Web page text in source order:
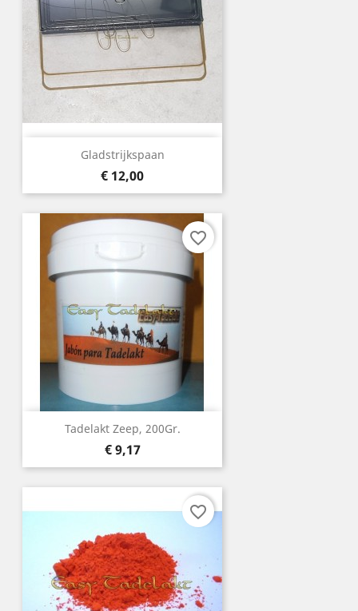
Gladstrijkspaan
Prijs
€ 12,00
Tadelakt Zeep, 200Gr.
Prijs
€ 9,17
favorite_border
favorite_border